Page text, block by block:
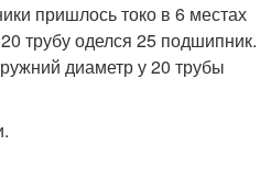
пришлось токо в 6 местах
трубу оделся 25 подшипник.
диаметр у 20 трубы